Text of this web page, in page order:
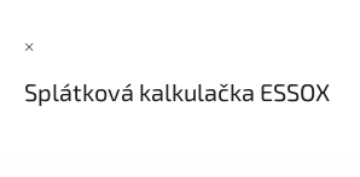
×
Splátková kalkulačka ESSOX